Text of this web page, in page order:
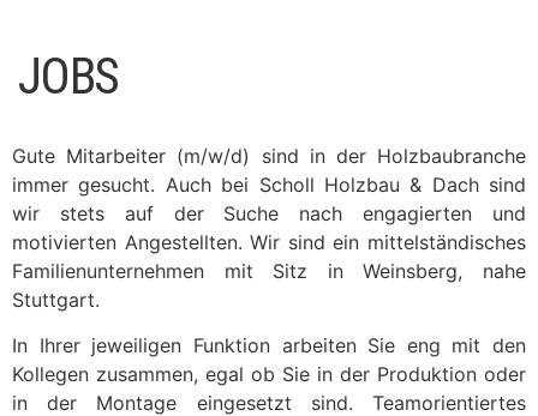
JOBS
Gute Mitarbeiter (m/w/d) sind in der Holzbaubranche
immer gesucht. Auch bei Scholl Holzbau & Dach sind
wir stets auf der Suche nach engagierten und
motivierten Angestellten. Wir sind ein mittelständisches
Familienunternehmen mit Sitz in Weinsberg, nahe
Stuttgart.
In Ihrer jeweiligen Funktion arbeiten Sie eng mit den
Kollegen zusammen, egal ob Sie in der Produktion oder
in der Montage eingesetzt sind. Teamorientiertes